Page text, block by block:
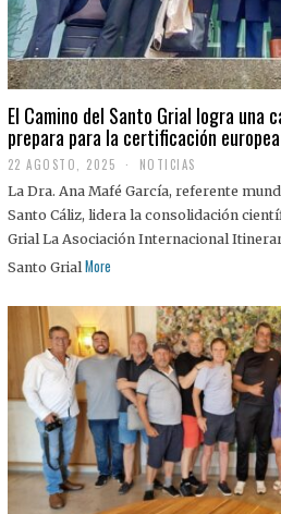
El Camino del Santo Grial logra una
prepara para la certificación europea
22 AGOSTO, 2025
2
A
G
O
S
2
5
NOTICIAS
La Dra. Ana Mafé García, referente
Santo Cáliz, lidera la consolidación
Grial La Asociación Internacional
Santo Grial More